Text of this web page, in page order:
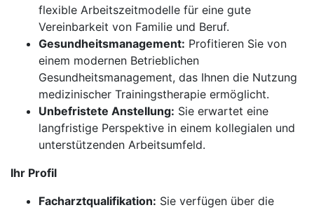
flexible Arbeitszeitmodelle für eine gute
Vereinbarkeit von Familie und Beruf.
Gesundheitsmanagement: Profitieren Sie von
einem modernen Betrieblichen
Gesundheitsmanagement, das Ihnen die Nutzung
medizinischer Trainingstherapie ermöglicht.
Unbefristete Anstellung: Sie erwartet eine
langfristige Perspektive in einem kollegialen und
unterstützenden Arbeitsumfeld.
Ihr Profil
Facharztqualifikation: Sie verfügen über die